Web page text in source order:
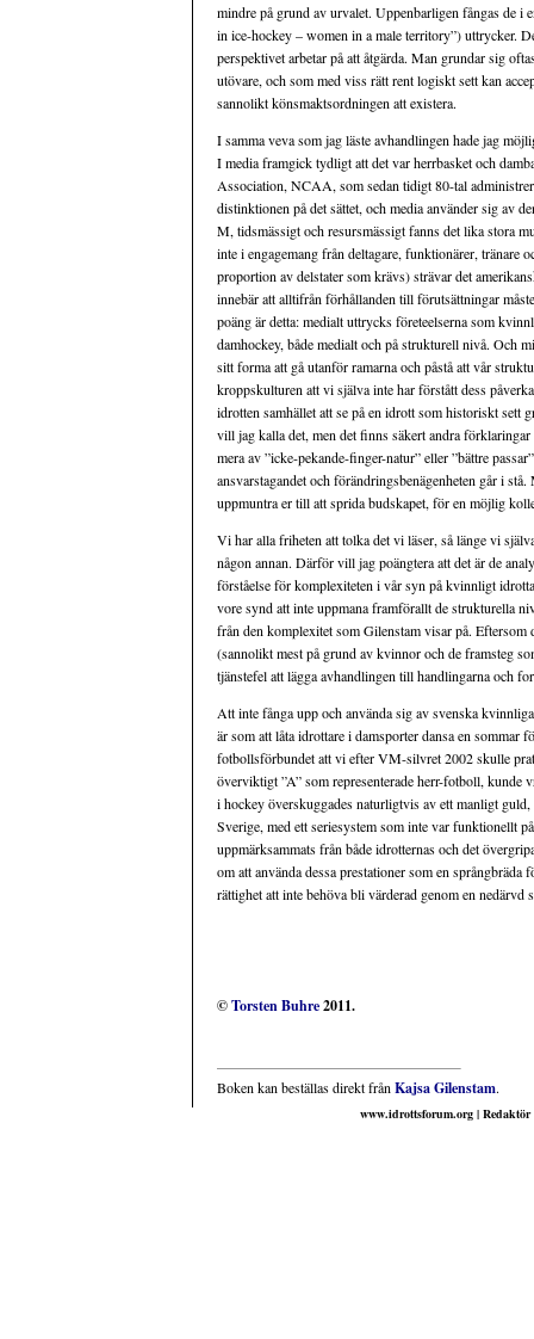
mindre på grund av urvalet. Uppenbarligen fångas de i
in ice-hockey – women in a male territory”) uttrycker.
perspektivet arbetar på att åtgärda. Man grundar sig
utövare, och som med viss rätt rent logiskt sett kan
sannolikt könsmaktsordningen att existera.
I samma veva som jag läste avhandlingen hade jag
I media framgick tydligt att det var herrbasket och
Association, NCAA, som sedan tidigt 80-tal
distinktionen på det sättet, och media använder sig av
M, tidsmässigt och resursmässigt fanns det lika stora
inte i engagemang från deltagare, funktionärer, tränare
proportion av delstater som krävs) strävar det
innebär att alltifrån förhållanden till förutsättningar
poäng är detta: medialt uttrycks företeelserna som
damhockey, både medialt och på strukturell nivå. Och
sitt forma att gå utanför ramarna och påstå att vår
kroppskulturen att vi själva inte har förstått dess
idrotten samhället att se på en idrott som historiskt sett
vill jag kalla det, men det finns säkert andra
mera av ”icke-pekande-finger-natur” eller ”bättre
ansvarstagandet och förändringsbenägenheten går i
uppmuntra er till att sprida budskapet, för en möjlig
Vi har alla friheten att tolka det vi läser, så länge vi
någon annan. Därför vill jag poängtera att det är de
förståelse för komplexiteten i vår syn på kvinnligt
vore synd att inte uppmana framförallt de strukturella
från den komplexitet som Gilenstam visar på.
(sannolikt mest på grund av kvinnor och de framsteg
tjänstefel att lägga avhandlingen till handlingarna och
Att inte fånga upp och använda sig av svenska
är som att låta idrottare i damsporter dansa en
fotbollsförbundet att vi efter VM-silvret 2002 skulle
överviktigt ”A” som representerade herr-fotboll, kunde
i hockey överskuggades naturligtvis av ett manligt
Sverige, med ett seriesystem som inte var funktionellt
uppmärksammats från både idrotternas och det
om att använda dessa prestationer som en
rättighet att inte behöva bli värderad genom en
©Torsten Buhre2011.
Boken kan beställas direkt från Kajsa Gilenstam.
www.idrottsforum.org |